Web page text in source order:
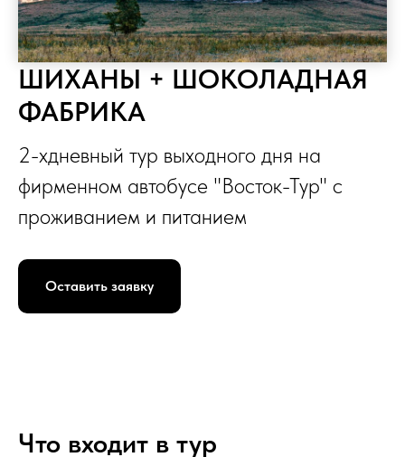
ШИХАНЫ + ШОКОЛАДНАЯ
ФАБРИКА
2-хдневный тур выходного дня на
фирменном автобусе "Восток-Тур" с
проживанием и питанием
Оставить заявку
Что входит в тур